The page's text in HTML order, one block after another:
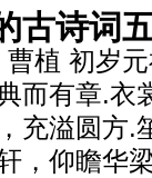
古诗词
植 初岁
而有章.衣
充溢圆方.
，仰瞻华